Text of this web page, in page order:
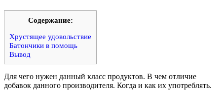
Cодержание:
Хрустящее удовольствие
Батончики в помощь
Вывод
Для чего нужен данный класс продуктов. В чем отличие
добавок данного производителя. Когда и как их употреблять.